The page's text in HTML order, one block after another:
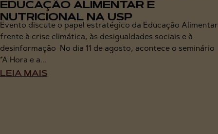
EDUCAÇÃO ALIMENTAR E
NUTRICIONAL NA USP
Evento discute o papel estratégico da Educação Alimentar
frente à crise climática, às desigualdades sociais e à
desinformação No dia 11 de agosto, acontece o seminário
“A Hora e a...
LEIA MAIS